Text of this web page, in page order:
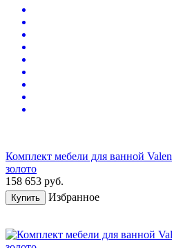
Комплект мебели для ванной
золото
158 653 руб.
Купить Избранное